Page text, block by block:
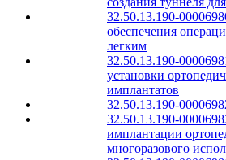
32.50.13.190-
обеспечения
легким
32.50.13.190-
установки
имплантатов
32.50.13.190-
32.50.13.190-
имплантации
многоразового